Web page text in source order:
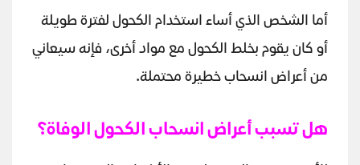
أما الشخص الذي أساء استخدام الكحول لفترة طويلة
أو كان يقوم بخلط الكحول مع مواد أخرى، فإنه سيعاني
من أعراض انسحاب خطيرة محتملة.
هل تسبب أعراض انسحاب الكحول الوفاة؟